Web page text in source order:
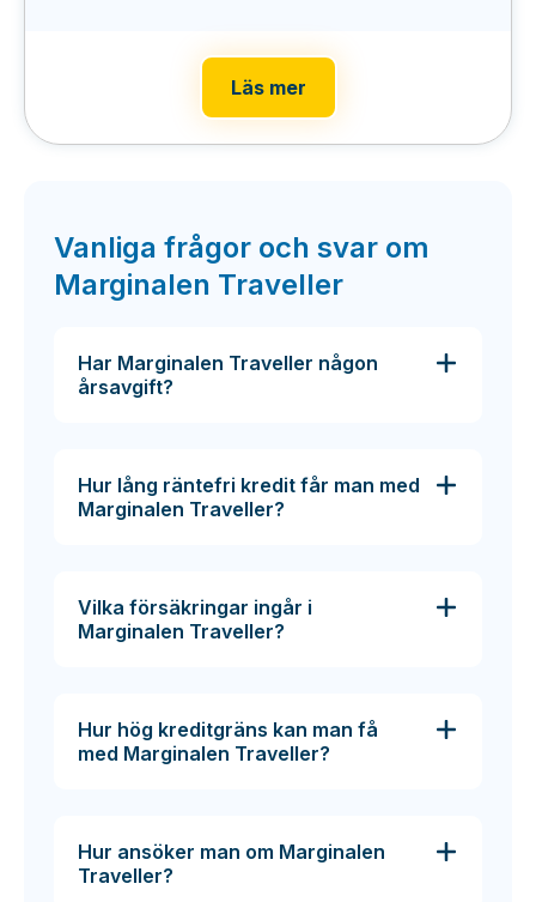
Läs mer
Vanliga frågor och svar om
Marginalen Traveller
Har Marginalen Traveller någon
årsavgift?
Hur lång räntefri kredit får man med
Marginalen Traveller?
Vilka försäkringar ingår i
Marginalen Traveller?
Hur hög kreditgräns kan man få
med Marginalen Traveller?
Hur ansöker man om Marginalen
Traveller?